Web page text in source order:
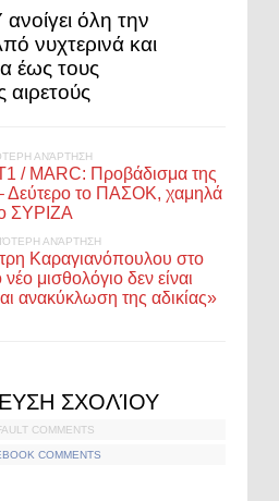
όλη την
νυχτερινά και
έως τους
αιρετούς
ΑΝΆΡΤΗΣΗ
/ MARC: Προβάδισμα της
Δεύτερο το ΠΑΣΟΚ, χαμηλά
ΣΥΡΙΖΑ
ΑΝΆΡΤΗΣΗ
Καραγιανόπουλου στο
μισθολόγιο δεν είναι
ανακύκλωση της αδικίας»
ΣΧΟΛΊΟΥ
COMMENTS
COMMENTS